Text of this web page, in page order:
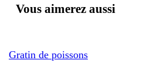
Vous aimerez aussi
Gratin de poissons